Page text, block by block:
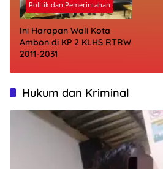
Politik dan Pemerintahan
Ini Harapan Wali Kota
Ambon di KP 2 KLHS RTRW
2011-2031
Hukum dan Kriminal